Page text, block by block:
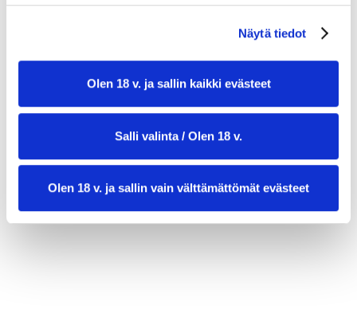
Näytä tiedot
Olen 18 v. ja sallin kaikki evästeet
Salli valinta / Olen 18 v.
Olen 18 v. ja sallin vain välttämättömät evästeet
annosmäärä:6